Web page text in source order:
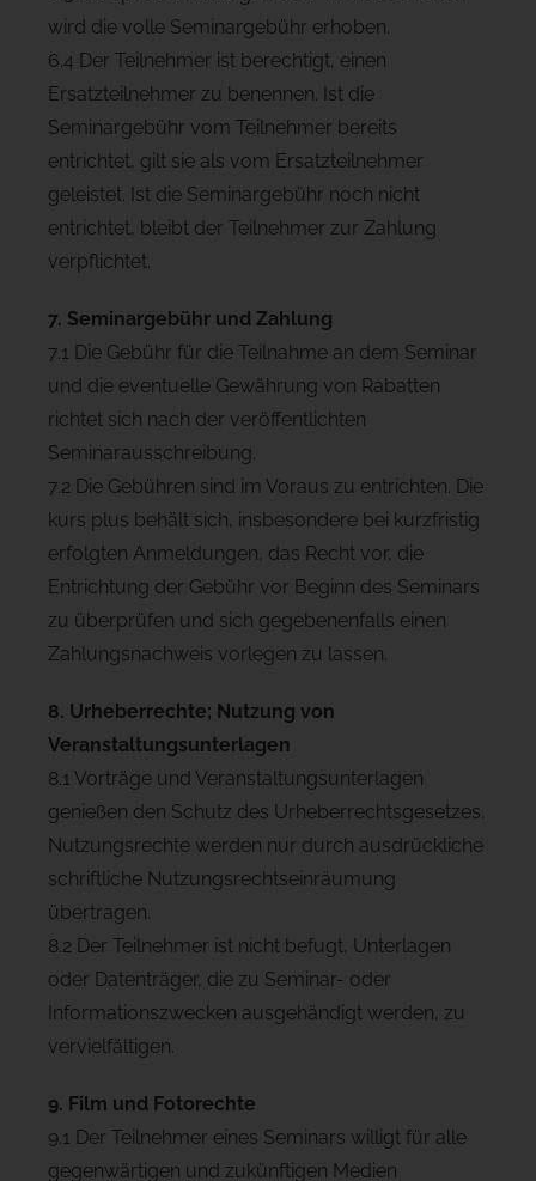
wird die volle Seminargebühr erhoben.
6.4 Der Teilnehmer ist berechtigt, einen
Ersatzteilnehmer zu benennen. Ist die
Seminargebühr vom Teilnehmer bereits
entrichtet, gilt sie als vom Ersatzteilnehmer
geleistet. Ist die Seminargebühr noch nicht
entrichtet, bleibt der Teilnehmer zur Zahlung
verpflichtet.
7. Seminargebühr und Zahlung
7.1 Die Gebühr für die Teilnahme an dem Seminar
und die eventuelle Gewährung von Rabatten
richtet sich nach der veröffentlichten
Seminarausschreibung.
7.2 Die Gebühren sind im Voraus zu entrichten. Die
kurs plus behält sich, insbesondere bei kurzfristig
erfolgten Anmeldungen, das Recht vor, die
Entrichtung der Gebühr vor Beginn des Seminars
zu überprüfen und sich gegebenenfalls einen
Zahlungsnachweis vorlegen zu lassen.
8. Urheberrechte; Nutzung von
Veranstaltungsunterlagen
8.1 Vorträge und Veranstaltungsunterlagen
genießen den Schutz des Urheberrechtsgesetzes.
Nutzungsrechte werden nur durch ausdrückliche
schriftliche Nutzungsrechtseinräumung
übertragen.
8.2 Der Teilnehmer ist nicht befugt, Unterlagen
oder Datenträger, die zu Seminar- oder
Informationszwecken ausgehändigt werden, zu
vervielfältigen.
9. Film und Fotorechte
9.1 Der Teilnehmer eines Seminars willigt für alle
gegenwärtigen und zukünftigen Medien